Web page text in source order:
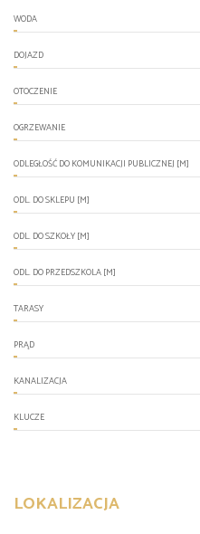
WODA
DOJAZD
OTOCZENIE
OGRZEWANIE
ODLEGŁOŚĆ DO KOMUNIKACJI PUBLICZNEJ [M]
ODL. DO SKLEPU [M]
ODL. DO SZKOŁY [M]
ODL. DO PRZEDSZKOLA [M]
TARASY
PRĄD
KANALIZACJA
KLUCZE
LOKALIZACJA